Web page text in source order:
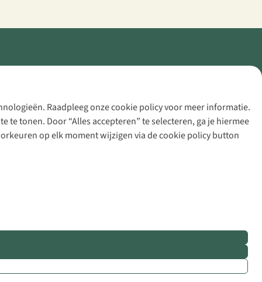
Raadpleeg onze cookie policy voor meer informatie.
tonen. Door “Alles accepteren” te selecteren, ga je hiermee
op elk moment wijzigen via de cookie policy button